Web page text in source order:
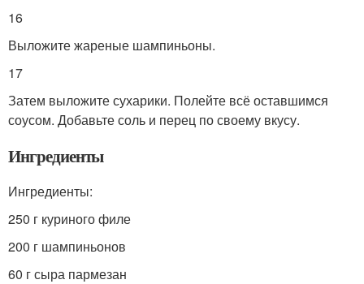
16
Выложите жареные шампиньоны.
17
Затем выложите сухарики. Полейте всё оставшимся
соусом. Добавьте соль и перец по своему вкусу.
Ингредиенты
Ингредиенты:
250 г куриного филе
200 г шампиньонов
60 г сыра пармезан